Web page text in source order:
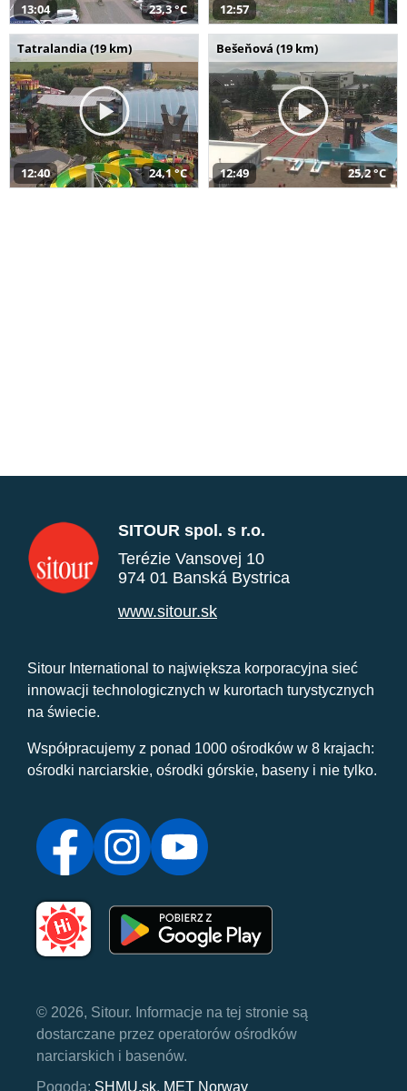
13:04 23,3 °C 12:57
Tatralandia (19 km)
12:40 24,1 °C
Bešeňová (19 km)
12:49 25,2 °C
SITOUR spol. s r.o.
Terézie Vansovej 10
974 01 Banská Bystrica
www.sitour.sk
Sitour International to największa korporacyjna sieć
innowacji technologicznych w kurortach turystycznych
na świecie.
Współpracujemy z ponad 1000 ośrodków w 8 krajach:
ośrodki narciarskie, ośrodki górskie, baseny i nie tylko.
© 2026, Sitour. Informacje na tej stronie są
dostarczane przez operatorów ośrodków
narciarskich i basenów.
Pogoda: SHMU.sk, MET Norway